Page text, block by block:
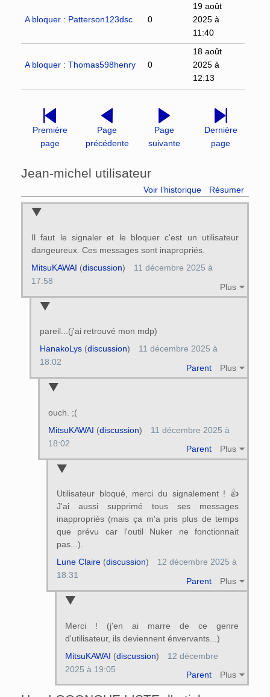
A bloquer : Patterson123dsc 0
19 août
2025 à
11:40
A bloquer : Thomas598henry 0
18 août
2025 à
12:13
Première
page
Page
précédente
Page
suivante
Dernière
page
Jean-michel utilisateur
Voir l’historique Résumer
Il faut le signaler et le bloquer c'est un utilisateur
dangeureux. Ces messages sont inapropriés.
Plus
MitsuKAWAI (discussion)
11 décembre 2025 à
17:58
pareil...(j'ai retrouvé mon mdp)
Parent Plus
HanakoLys(discussion)
11 décembre 2025 à
18:02
ouch. ;(
Parent Plus
MitsuKAWAI (discussion)
11 décembre 2025 à
18:02
Utilisateur bloqué, merci du signalement ! 👍
J'ai aussi supprimé tous ses messages
inappropriés (mais ça m'a pris plus de temps
que prévu car l'outil Nuker ne fonctionnait
pas...).
Parent Plus
Lune Claire(discussion)
12 décembre 2025 à
18:31
Merci ! (j'en ai marre de ce genre
d'utilisateur, ils deviennent énvervants...)
Parent Plus
MitsuKAWAI (discussion)
12 décembre
2025 à 19:05